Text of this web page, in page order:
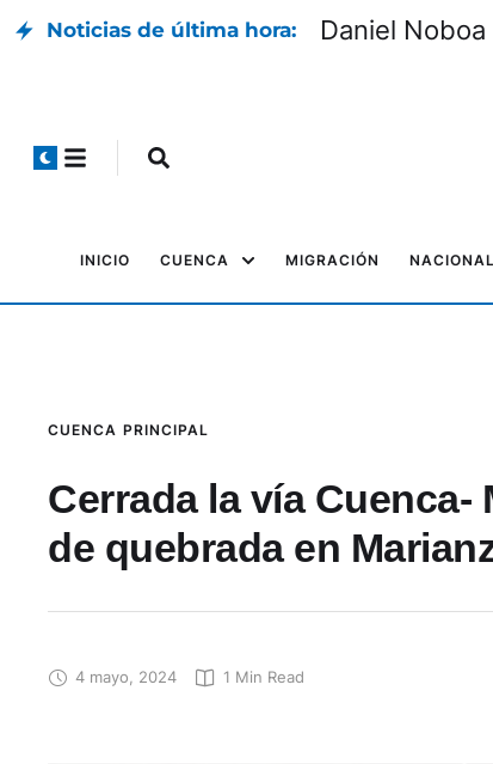
Noticias de última hora: Operativo en
INICIO CUENCA MIGRACIÓN NACIONAL
CUENCA PRINCIPAL
Cerrada la vía
de quebrada en
4 mayo, 2024 1 Min Read